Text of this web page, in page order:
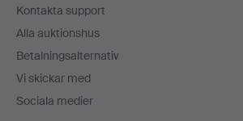
Kontakta support
Alla auktionshus
Betalningsalternativ
Vi skickar med
Sociala medier